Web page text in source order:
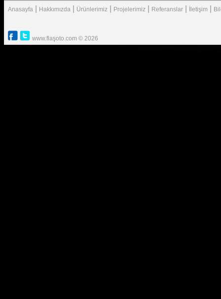
Anasayfa Hakkımızda Ürünlerimiz Projelerimiz Referanslar İletişim
www.flaşoto.com © 2026